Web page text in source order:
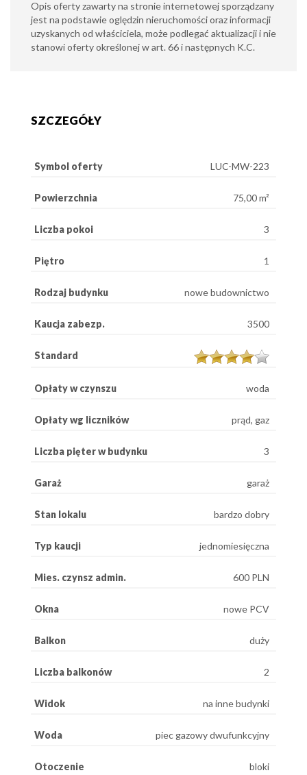
Opis oferty zawarty na stronie internetowej sporządzany
jest na podstawie oględzin nieruchomości oraz informacji
uzyskanych od właściciela, może podlegać aktualizacji i nie
stanowi oferty określonej w art. 66 i następnych K.C.
SZCZEGÓŁY
Symbol oferty LUC-MW-223
Powierzchnia 75,00 m²
Liczba pokoi 3
Piętro 1
Rodzaj budynku nowe budownictwo
Kaucja zabezp. 3500
Standard
Opłaty w czynszu woda
Opłaty wg liczników prąd, gaz
Liczba pięter w budynku 3
Garaż garaż
Stan lokalu bardzo dobry
Typ kaucji jednomiesięczna
Mies. czynsz admin. 600 PLN
Okna nowe PCV
Balkon duży
Liczba balkonów 2
Widok na inne budynki
Woda piec gazowy dwufunkcyjny
Otoczenie bloki